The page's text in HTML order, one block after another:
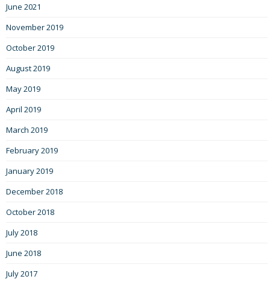
June 2021
November 2019
October 2019
August 2019
May 2019
April 2019
March 2019
February 2019
January 2019
December 2018
October 2018
July 2018
June 2018
July 2017